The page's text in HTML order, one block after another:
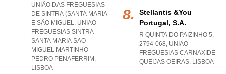
UNIÃO DAS FREGUESIAS
DE SINTRA (SANTA MARIA
E SÃO MIGUEL, UNIAO
FREGUESIAS SINTRA
SANTA MARIA SAO
MIGUEL MARTINHO
PEDRO PENAFERRIM ,
LISBOA
Stellantis &you
Portugal, S.a.
R QUINTA DO PAIZINHO 5,
2794-068, UNIAO
FREGUESIAS CARNAXIDE
QUEIJAS OEIRAS, LISBOA